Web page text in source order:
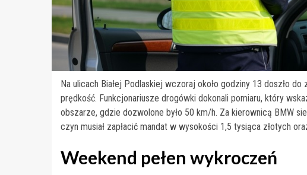
Na ulicach Białej Podlaskiej wczoraj około godziny 13 doszło
prędkość. Funkcjonariusze drogówki dokonali pomiaru, który
obszarze, gdzie dozwolone było 50 km/h. Za kierownicą BMW
czyn musiał zapłacić mandat w wysokości 1,5 tysiąca złotych
Weekend pełen wykroczeń